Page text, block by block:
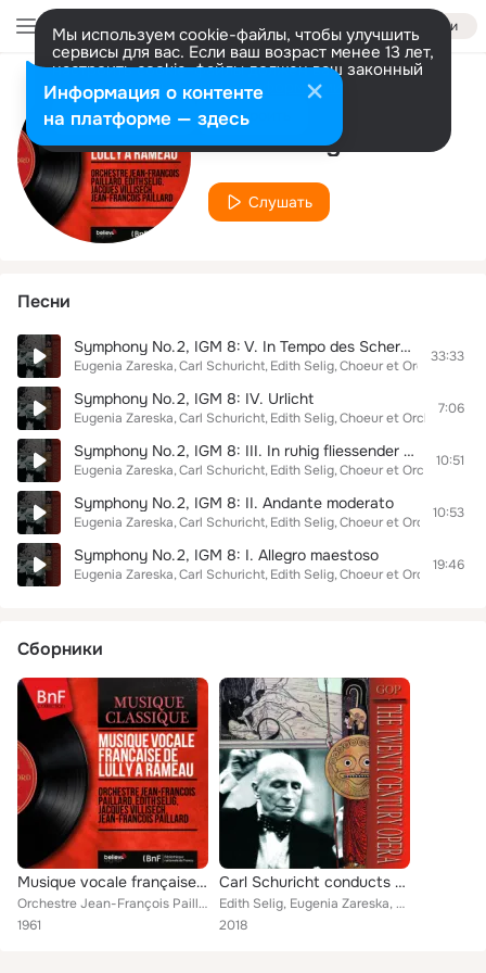
Войти
Мы используем cookie-файлы, чтобы улучшить
сервисы для вас. Если ваш возраст менее 13 лет,
настроить cookie-файлы должен ваш законный
представитель. Больше информации
Разрешить все Настроить
Исполнитель
Edith Selig
Слушать
Песни
Symphony No.2, IGM 8: V. In Tempo des Scherzos
Eugenia Zareska Carl Schuricht Edith Selig Choeur et Orchestre
33:33
Symphony No.2, IGM 8: IV. Urlicht
Eugenia Zareska Carl Schuricht Edith Selig Choeur et Orchestre
7:06
Symphony No.2, IGM 8: III. In ruhig fliessender Bewegung
Eugenia Zareska Carl Schuricht Edith Selig Choeur et Orchestre
10:51
Symphony No.2, IGM 8: II. Andante moderato
Eugenia Zareska Carl Schuricht Edith Selig Choeur et Orchestre
10:53
Symphony No.2, IGM 8: I. Allegro maestoso
Eugenia Zareska Carl Schuricht Edith Selig Choeur et Orchestre
19:46
Сборники
Musique vocale française de Lully à Rameau (Mono Version)
Orchestre Jean-François Paillard, Edith Selig, Jacques Villisech, Jean-François Paillard
1961
Carl Schuricht conducts Beethoven & Mahler
Edith Selig, Eugenia Zareska, Claudio Arrau, Carl Schuricht, Orchestre National de Paris
2018
Информация о контенте
на платформе — здесь